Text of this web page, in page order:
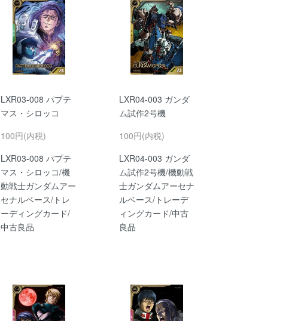
LXR03-008 パプテ
マス・シロッコ
100円(内税)
LXR03-008 パプテ
マス・シロッコ/機
動戦士ガンダムアー
セナルベース/トレ
ーディングカード/
中古良品
LXR04-003 ガンダ
ム試作2号機
100円(内税)
LXR04-003 ガンダ
ム試作2号機/機動戦
士ガンダムアーセナ
ルベース/トレーデ
ィングカード/中古
良品